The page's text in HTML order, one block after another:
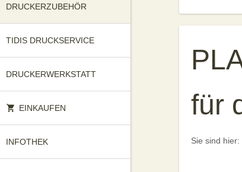
DRUCKERZUBEHÖR
TIDIS DRUCKSERVICE
DRUCKERWERKSTATT
EINKAUFEN
INFOTHEK
für
Sie sind hier: